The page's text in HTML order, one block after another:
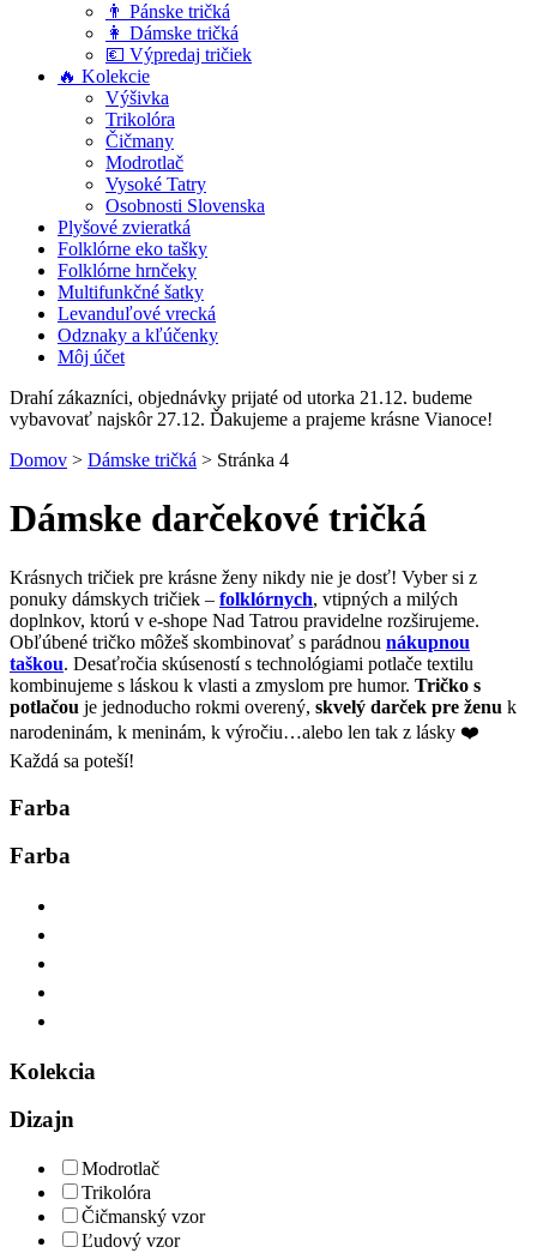
👨 Pánske tričká
👩 Dámske tričká
💶 Výpredaj tričiek
🔥 Kolekcie
Výšivka
Trikolóra
Čičmany
Modrotlač
Vysoké Tatry
Osobnosti Slovenska
Plyšové zvieratká
Folklórne eko tašky
Folklórne hrnčeky
Multifunkčné šatky
Levanduľové vrecká
Odznaky a kľúčenky
Môj účet
Drahí zákazníci, objednávky prijaté od utorka 21.12. budeme
vybavovať najskôr 27.12. Ďakujeme a prajeme krásne Vianoce!
Domov > Dámske tričká > Stránka 4
Dámske darčekové tričká
Krásnych tričiek pre krásne ženy nikdy nie je dosť! Vyber si z
ponuky dámskych tričiek – folklórnych, vtipných a milých
doplnkov, ktorú v e-shope Nad Tatrou pravidelne rozširujeme.
Obľúbené tričko môžeš skombinovať s parádnou nákupnou
taškou. Desaťročia skúseností s technológiami potlače textilu
kombinujeme s láskou k vlasti a zmyslom pre humor. Tričko s
potlačou je jednoducho rokmi overený, skvelý darček pre ženu k
narodeninám, k meninám, k výročiu…alebo len tak z lásky ❤️
Každá sa poteší!
Farba
Farba
Kolekcia
Dizajn
Modrotlač
Trikolóra
Čičmanský vzor
Ľudový vzor